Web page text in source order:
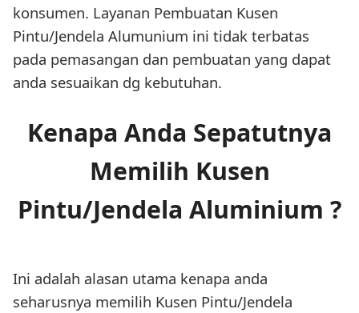
konsumen. Layanan Pembuatan Kusen
Pintu/Jendela Alumunium ini tidak terbatas
pada pemasangan dan pembuatan yang dapat
anda sesuaikan dg kebutuhan.
Kenapa Anda Sepatutnya
Memilih Kusen
Pintu/Jendela Aluminium ?
Ini adalah alasan utama kenapa anda
seharusnya memilih Kusen Pintu/Jendela